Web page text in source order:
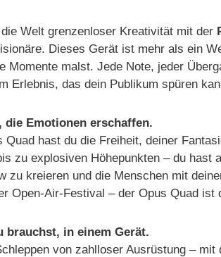
Welt grenzenloser Kreativität mit der
Dieses Gerät ist mehr als ein
Momente malst. Jede Note, jeder
Erlebnis, das dein Publikum spüren
die Emotionen erschaffen.
Quad hast du die Freiheit, deiner
zu explosiven Höhepunkten – du hast
zu kreieren und die Menschen mit
Open-Air-Festival – der Opus Quad ist
brauchst, in einem Gerät.
von zahlloser Ausrüstung –